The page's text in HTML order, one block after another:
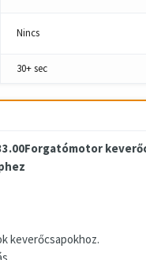
Nincs
30+ sec
keverőcsapokhoz.